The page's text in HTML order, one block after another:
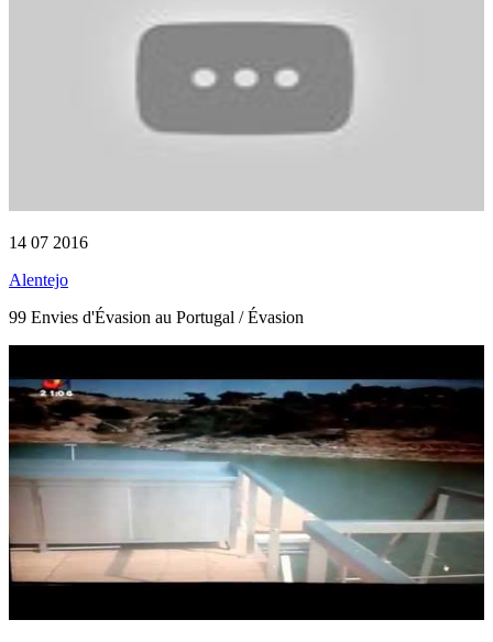
14 07 2016
Alentejo
99 Envies d'Évasion au Portugal / Évasion